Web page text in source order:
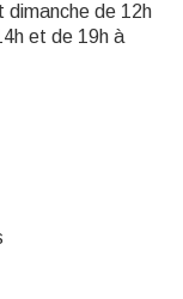
dimanche de 12h
et de 19h à